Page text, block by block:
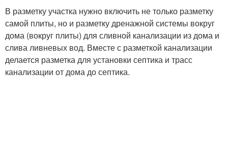
В разметку участка нужно включить не только разметку
самой плиты, но и разметку дренажной системы вокруг
дома (вокруг плиты) для сливной канализации из дома и
слива ливневых вод. Вместе с разметкой канализации
делается разметка для установки септика и трасс
канализации от дома до септика.